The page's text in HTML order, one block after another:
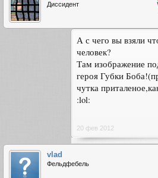
Диссидент
А с чего вы взяли
человек?
Там изображение
героя Губки
чутка
:lol:
20 фев 2012
vlad
Фельдфебель